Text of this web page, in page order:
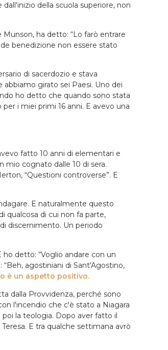
della scuola superiore, non
ha detto: “Lo farò entrare
benedizione non essere stato
di sacerdozio e stava
girato sei Paesi. Uno dei
ho detto che quando sono stata
i miei primi 16 anni. E avevo una
fatto 10 anni di elementari e
cognato dalle 10 di sera.
“Questioni controverse”. E
E naturalmente questo
qualcosa di cui non fa parte,
discernimento. Un periodo
detto: “Voglio andare con un
agostiniani di Sant'Agostino,
è un aspetto positivo.
dalla Provvidenza, perché sono
l'incendio che c'è stato a Niagara
la teologia. Dopo aver fatto il
E tra qualche settimana avrò